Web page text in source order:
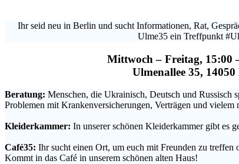
Ihr seid neu in Berlin und sucht Informationen, Rat,
Ulme35 ein Treffpunkt
Mittwoch – Freitag, 15:00
Ulmenallee 35,
Beratung: Menschen, die Ukrainisch, Deutsch und Russisch
Problemen mit Krankenversicherungen, Verträgen und
Kleiderkammer: In unserer schönen Kleiderkammer gibt es
Café35: Ihr sucht einen Ort, um euch mit Freunden zu treffen
Kommt in das Café in unserem schönen alten Haus!